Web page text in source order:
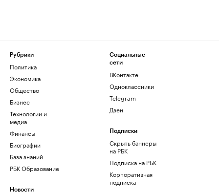
Рубрики
Политика
Экономика
Общество
Бизнес
Технологии и
медиа
Финансы
Биографии
База знаний
РБК Образование
Новости
Социальные
сети
ВКонтакте
Одноклассники
Telegram
Дзен
Подписки
Скрыть баннеры
на РБК
Подписка на РБК
Корпоративная
подписка